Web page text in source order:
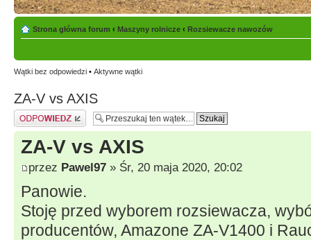
Strona główna forum ‹ Maszyny rolnicze ‹ Rozsiewacze nawozów
Wątki bez odpowiedzi • Aktywne wątki
ZA-V vs AXIS
Odpowiedz
ZA-V vs AXIS
przez Pawel97 » Śr, 20 maja 2020, 20:02
Panowie.
Stoję przed wyborem rozsiewacza,
producentów, Amazone ZA-V1400 i